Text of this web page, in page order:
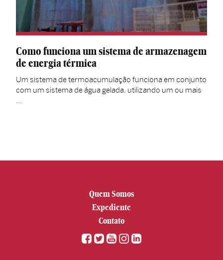
Como funciona um sistema de armazenagem
de energia térmica
Um sistema de termoacumulação funciona em conjunto
com um sistema de água gelada, utilizando um ou mais
Quem Somos
Expediente
Contato